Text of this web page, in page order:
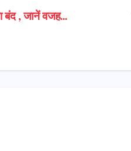
बंद , जानें वजह…